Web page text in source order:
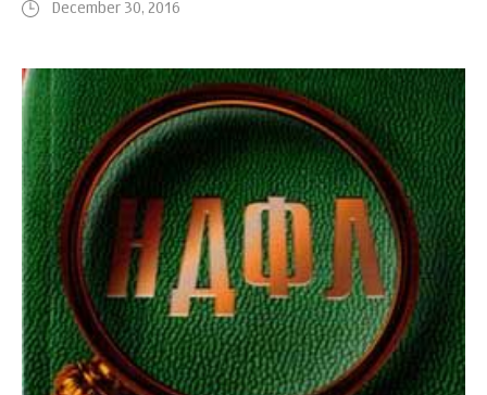
December 30, 2016